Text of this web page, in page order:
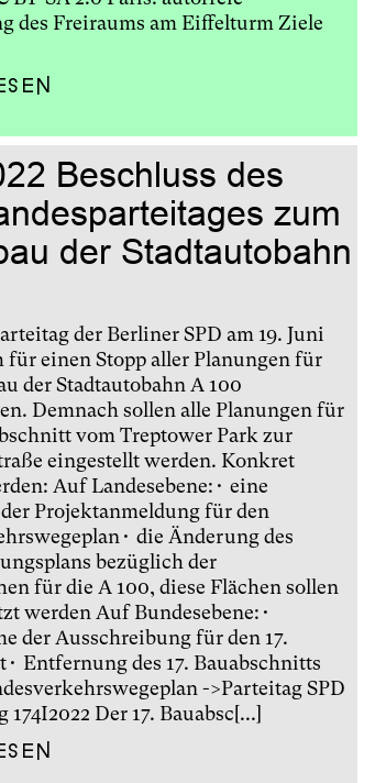
des Freiraums am Eiffelturm Ziele
Beschluss des
zum
der Stadtautobahn
der Berliner SPD am 19. Juni
für einen Stopp aller Planungen für
der Stadtautobahn A 100
Demnach sollen alle Planungen für
vom Treptower Park zur
eingestellt werden. Konkret
Auf Landesebene:• eine
Projektanmeldung für den
die Änderung des
bezüglich der
für die A 100, diese Flächen sollen
werden Auf Bundesebene:•
der Ausschreibung für den 17.
Entfernung des 17. Bauabschnitts
->Parteitag SPD
Der 17. Bauabsc[...]